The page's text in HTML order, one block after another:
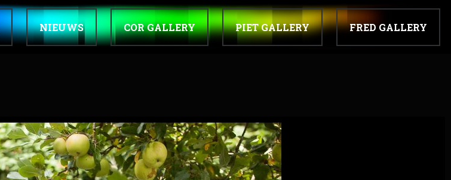
NIEUWS COR GALLERY PIET GALLERY FRED GALLERY